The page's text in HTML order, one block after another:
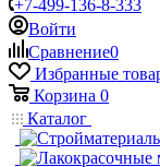
+7-499-136-8-333
Войти
Сравнение0
Избранные
Корзина 0
Каталог